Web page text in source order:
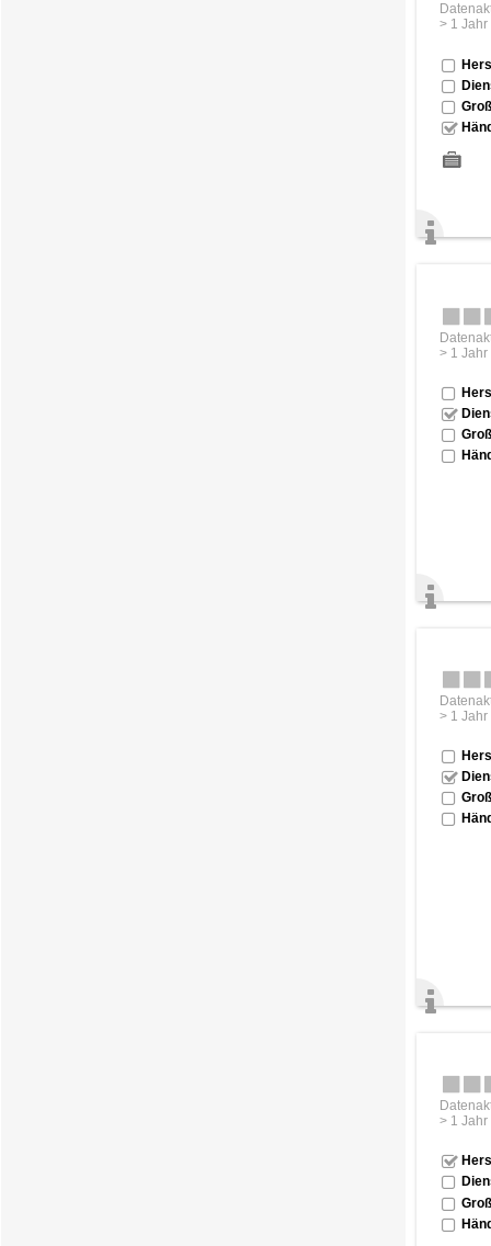
> 1 Jahr
> 1 Jahr
> 1 Jahr
> 1 Jahr